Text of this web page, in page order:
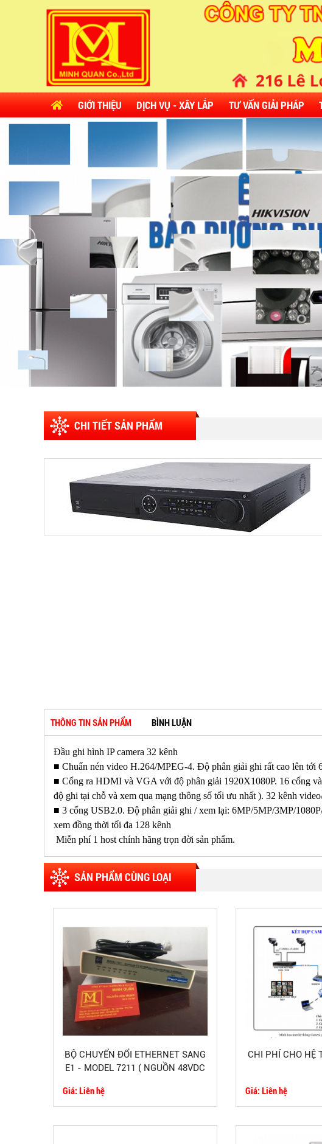
GIỚI THIỆU DỊCH VỤ - XÂY LẮP TƯ VẤN GIẢI PHÁP
CHI TIẾT SẢN PHẨM
THÔNG TIN SẢN PHẨM BÌNH LUẬN
Đầu ghi hình IP camera 32 kênh
■ Chuẩn nén video H.264/MPEG-4. Độ phân giải ghi rất cao lên tới
■ Cổng ra HDMI và VGA với độ phân giải 1920X1080P. 16 cổng
độ ghi tại chỗ và xem qua mạng thông số tối ưu nhất ). 32 kênh
■ 3 cổng USB2.0. Độ phân giải ghi / xem lại: 6MP/5MP/3MP/
xem đồng thời tối đa 128 kênh
Miễn phí 1 host chính hãng trọn đời sản phẩm.
SẢN PHẨM CÙNG LOẠI
BỘ CHUYỂN ĐỔI ETHERNET SANG
E1 - MODEL 7211 ( NGUỒN 48VDC
Giá: Liên hệ
CHI PHÍ CHO HỆ
Giá: Liên hệ